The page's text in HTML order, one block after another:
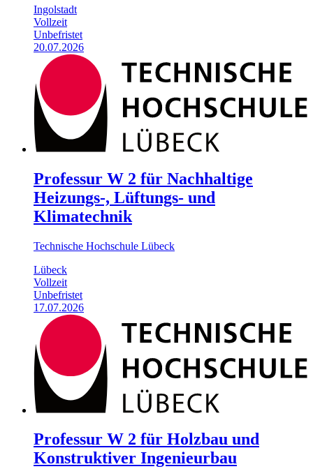
Ingolstadt
Vollzeit
Unbefristet
20.07.2026
Professur W 2 für Nachhaltige
Heizungs-, Lüftungs- und
Klimatechnik
Technische Hochschule Lübeck
Lübeck
Vollzeit
Unbefristet
17.07.2026
Professur W 2 für Holzbau und
Konstruktiver Ingenieurbau